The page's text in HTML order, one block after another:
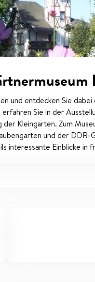
und entdecken Sie
Sie in der
Kleingärten. Zum
und der
interessante Einblicke in